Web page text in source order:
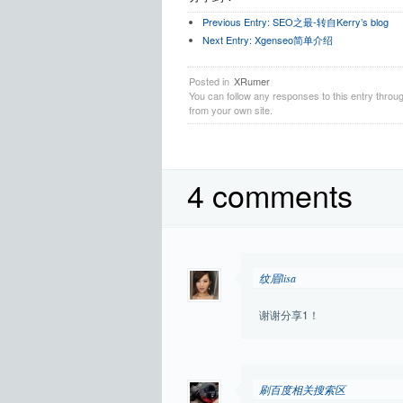
Previous Entry: SEO之最-转自Kerry’s blog
Next Entry: Xgenseo简单介绍
Posted in XRumer
You can follow any responses to this entry
from your own site.
4 comments
纹眉lisa
谢谢分享1！
刷百度相关搜索区